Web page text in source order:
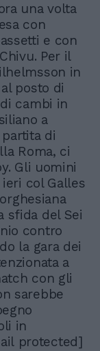
una volta
con
e con
Per il
in
posto di
cambi in
a
di
Roma, ci
Gli uomini
col Galles
sfida del Sei
contro
la gara dei
a
con gli
sarebbe
in
protected]